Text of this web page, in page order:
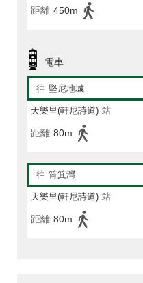
距離 450m
電車
往 堅尼地城
天樂里(軒尼詩道) 站
距離 80m
往 筲箕灣
天樂里(軒尼詩道) 站
距離 80m